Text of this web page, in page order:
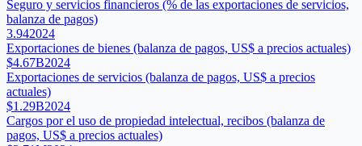
Seguro y servicios financieros (% de las exportaciones de servicios,
balanza de pagos)
3.942024
Exportaciones de bienes (balanza de pagos, US$ a precios actuales)
$4.67B2024
Exportaciones de servicios (balanza de pagos, US$ a precios
actuales)
$1.29B2024
Cargos por el uso de propiedad intelectual, recibos (balanza de
pagos, US$ a precios actuales)